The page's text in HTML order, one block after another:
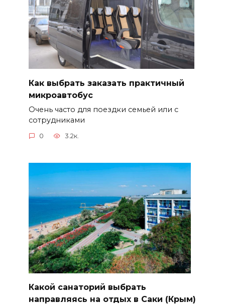
Как выбрать заказать практичный
микроавтобус
Очень часто для поездки семьей или с
сотрудниками
0 3.2к.
Какой санаторий выбрать
направляясь на отдых в Саки (Крым)